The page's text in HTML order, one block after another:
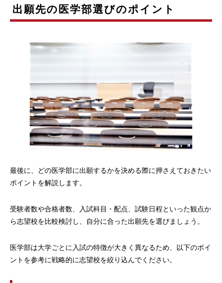
出願先の医学部選びのポイント
最後に、どの医学部に出願するかを決める際に押さえておきたい
ポイントを解説します。
受験者数や合格者数、入試科目・配点、試験日程といった観点か
ら志望校を比較検討し、自分に合った出願先を選びましょう。
医学部は大学ごとに入試の特徴が大きく異なるため、以下のポイ
ントを参考に戦略的に志望校を絞り込んでください。